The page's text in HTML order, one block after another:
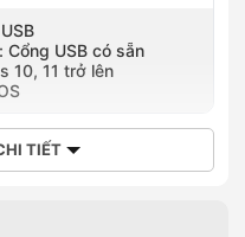
Nhơn, Hồ Chí Minh
Phước Long, Hồ Chí Minh
Châu, Đà Nẵng
Cổng USB có sẵn
10, 11 trở lên
TIẾT